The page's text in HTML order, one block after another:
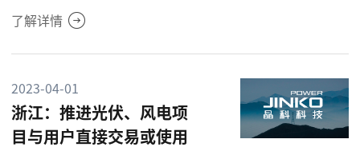
了解详情
2023-04-01
浙江：推进光伏、风电项
目与用户直接交易或使用